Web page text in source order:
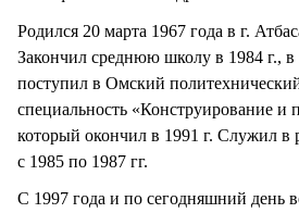
Родился 20 марта 1967 года в г.
Закончил среднюю школу в 1984 г., в
поступил в Омский
специальность «Конструирование и
который окончил в 1991 г. Служил в
с 1985 по 1987 гг.
С 1997 года и по сегодняшний день